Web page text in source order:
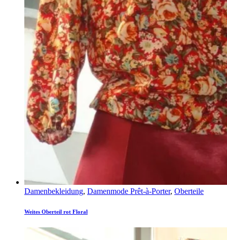
Damenbekleidung, Damenmode Prêt-à-Porter, Oberteile
Weites Oberteil rot Floral